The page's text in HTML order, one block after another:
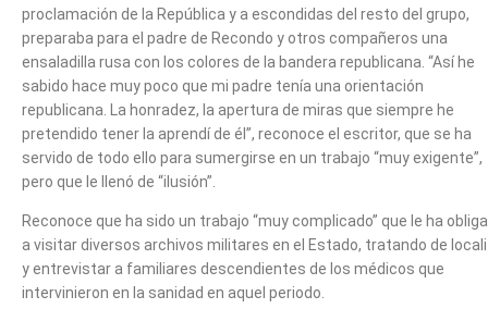
proclamación de la República y a escondidas del resto del grupo,
preparaba para el padre de Recondo y otros compañeros una
ensaladilla rusa con los colores de la bandera republicana. “Así he
sabido hace muy poco que mi padre tenía una orientación
republicana. La honradez, la apertura de miras que siempre he
pretendido tener la aprendí de él”, reconoce el escritor, que se ha
servido de todo ello para sumergirse en un trabajo “muy exigente”,
pero que le llenó de “ilusión”.
Reconoce que ha sido un trabajo “muy complicado” que le ha
a visitar diversos archivos militares en el Estado, tratando de
y entrevistar a familiares descendientes de los médicos que
intervinieron en la sanidad en aquel periodo.